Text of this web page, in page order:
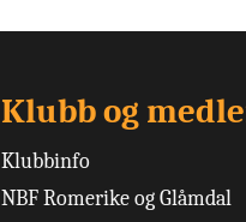
Klubb og
Klubbinfo
NBF Romerike og Glåmdal